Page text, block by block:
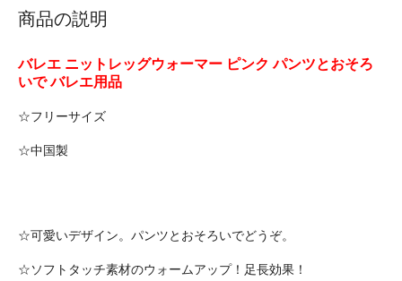
商品の説明
バレエ ニットレッグウォーマー ピンク パンツとおそろ
いで バレエ用品
☆フリーサイズ
☆中国製
☆可愛いデザイン。パンツとおそろいでどうぞ。
☆ソフトタッチ素材のウォームアップ！足長効果！